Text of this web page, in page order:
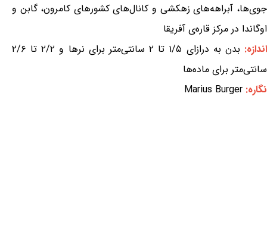
جوی‌ها، آبراهه‌های زهکشی و کانال‌های کشورهای کامرون، گابن و
اوگاندا در مرکز قاره‌ی آفریقا
اندازه:
بدن به درازای ۱/۵ تا ۲ سانتی‌متر برای نرها و ۲/۲ تا ۲/۶
سانتی‌متر برای ماده‌ها
نگاره: Marius Burger